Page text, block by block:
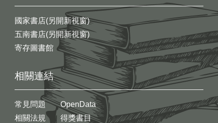
國家書店(另開新視窗)
五南書店(另開新視窗)
寄存圖書館
相關連結
常見問題
相關法規
OpenData
得獎書目